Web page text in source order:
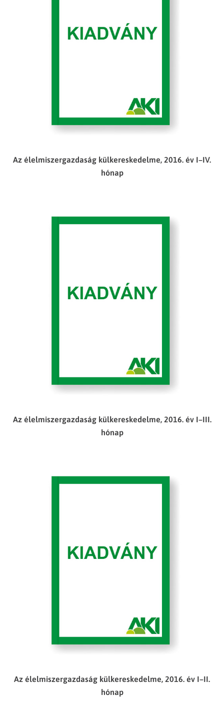
Az élelmiszergazdaság külkereskedelme, 2016. év I–IV.
hónap
Az élelmiszergazdaság külkereskedelme, 2016. év I–III.
hónap
Az élelmiszergazdaság külkereskedelme, 2016. év I–II.
hónap